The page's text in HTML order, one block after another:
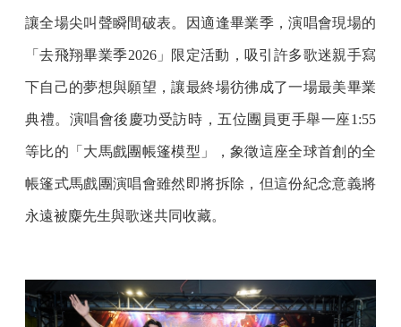
讓全場尖叫聲瞬間破表。因適逢畢業季，演唱會現場的
「去飛翔畢業季2026」限定活動，吸引許多歌迷親手寫
下自己的夢想與願望，讓最終場彷彿成了一場最美畢業
典禮。演唱會後慶功受訪時，五位團員更手舉一座1:55
等比的「大馬戲團帳篷模型」，象徵這座全球首創的全
帳篷式馬戲團演唱會雖然即將拆除，但這份紀念意義將
永遠被麋先生與歌迷共同收藏。